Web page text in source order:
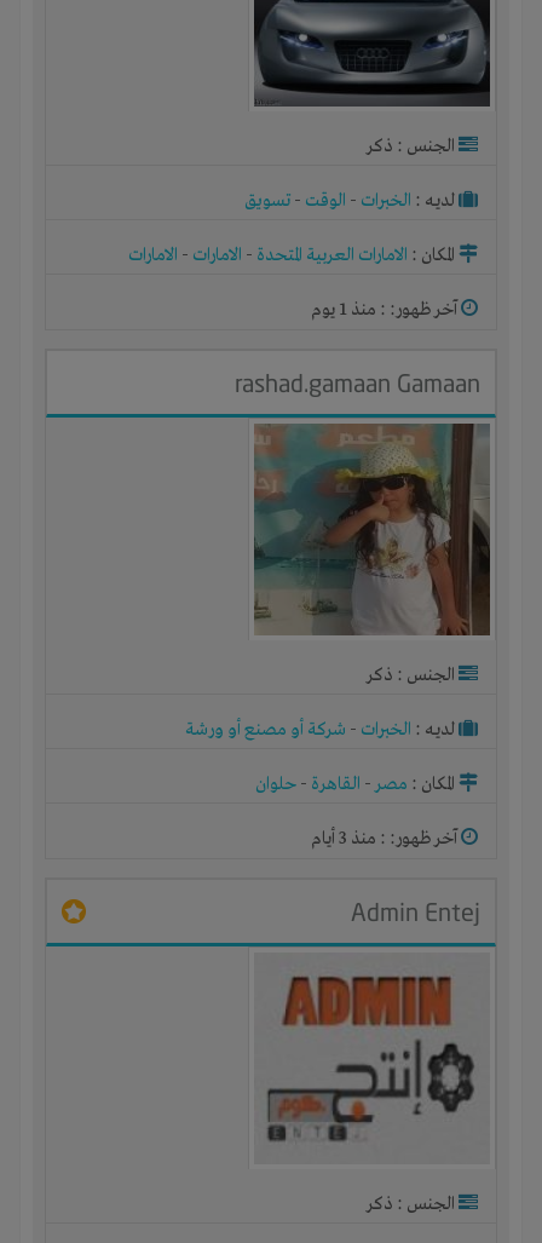
الجنس : ذكر
لديـه : الخبرات - الوقت - تسويق
المكان : الامارات العربية المتحدة - الامارات - الامارات
آخر ظهور: : منذ 1 يوم
rashad.gamaan Gamaan
الجنس : ذكر
لديـه : الخبرات - شركة أو مصنع أو ورشة
المكان : مصر- القاهرة - حلوان
آخر ظهور: : منذ 3 أيام
Admin Entej
الجنس : ذكر